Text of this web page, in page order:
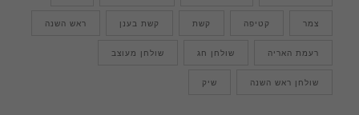
צמר קטיפה קשת קשת בענן ראש השנה
רעמת האריה שולחן חג שולחן מעוצב
שולחן ראש השנה שיק